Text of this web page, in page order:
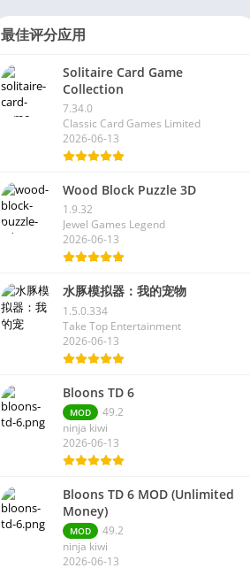
最佳评分应用
Solitaire Card Game
Collection
7.34.0
Classic Card Games Limited
2026-06-13
Wood Block Puzzle 3D
1.9.32
Jewel Games Legend
2026-06-13
水豚模拟器：我的宠物
1.5.0.334
Take Top Entertainment
2026-06-13
Bloons TD 6
MOD
49.2
ninja kiwi
2026-06-13
Bloons TD 6 MOD (Unlimited
Money)
MOD
49.2
ninja kiwi
2026-06-13